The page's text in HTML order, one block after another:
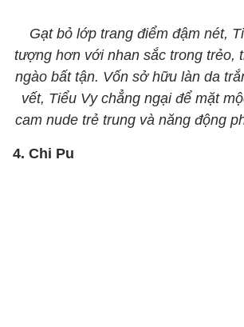
Gạt bỏ lớp trang điểm đậm nét,
tượng hơn với nhan sắc trong trẻo,
ngào bất tận. Vốn sở hữu làn da
vết, Tiểu Vy chẳng ngại để mặt
cam nude trẻ trung và năng động
4. Chi Pu